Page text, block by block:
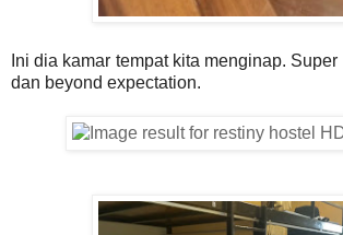
Ini dia kamar tempat kita menginap.
dan beyond expectation.